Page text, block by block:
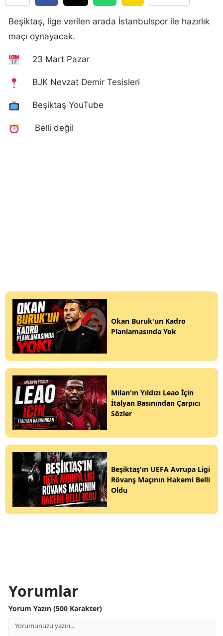
Beşiktaş, lige verilen arada İstanbulspor ile hazırlık
maçı oynayacak.
23 Mart Pazar
BJK Nevzat Demir Tesisleri
Beşiktaş YouTube
Belli değil
Okan Buruk'un Kadro
Planlamasında Yok
Milan'ın Yıldızı Leao İçin
İtalyan Basınından Çarpıcı
Sözler
Beşiktaş'ın UEFA Avrupa Ligi
Rövanş Maçının Hakemi Belli
Oldu
Yorumlar
Yorum Yazın (500 Karakter)